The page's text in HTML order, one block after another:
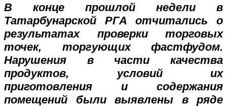
В конце прошлой недели в
Татарбунарской РГА отчитались о
результатах проверки торговых
точек, торгующих фастфудом.
Нарушения в части качества
продуктов, условий их
приготовления и содержания
помещений были выявлены в ряде